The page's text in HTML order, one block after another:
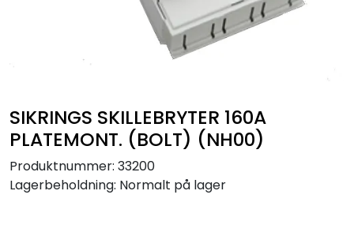
SIKRINGS SKILLEBRYTER 160A
PLATEMONT. (BOLT) (NH00)
Produktnummer: 33200
Lagerbeholdning: Normalt på lager
Leverandører